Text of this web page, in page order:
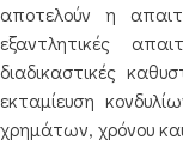
αποτελούν η
εξαντλητικές
διαδικαστικές
εκταμίευση
χρημάτων, χρόνου και